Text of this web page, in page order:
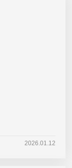
2026.01.12